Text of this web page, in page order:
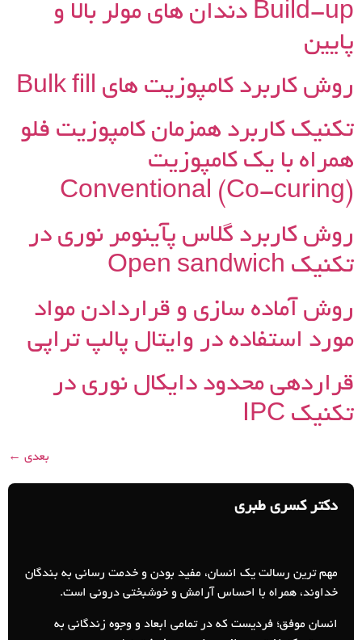
Build-up دندان های مولر بالا و
پایین
روش کاربرد کامپوزیت های Bulk fill
تکنیک کاربرد همزمان کامپوزیت فلو
همراه با یک کامپوزیت
Conventional (Co-curing)
روش کاربرد گلاس پآینومر نوری در
تکنیک Open sandwich
روش آماده سازی و قراردادن مواد
مورد استفاده در وایتال پالپ تراپی
قراردهی محدود دایکال نوری در
تکنیک IPC
بعدی ←
دکتر کسری طبری
مهم ترین رسالت یک انسان، مفید بودن و خدمت رسانی به بندگان
خداوند، همراه با احساس آرامش و خوشبختی درونی است.
انسان موفق؛ فردیست که در تمامی ابعاد و وجوه زندگانی به